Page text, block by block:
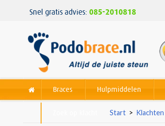
Snel gratis advies: 085-2010818
Braces Hulpmiddelen
Start > Klachten